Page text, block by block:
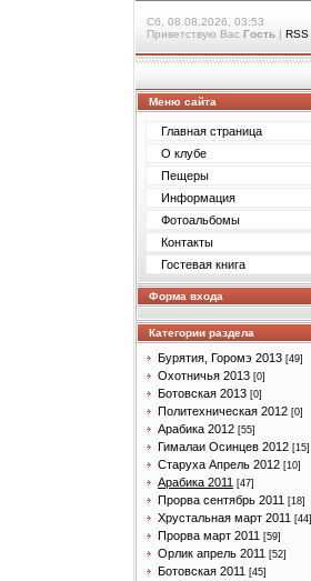
Сб, 08.08.2026, 03:53
Приветствую Вас Гость | RSS
Меню сайта
Главная страница
О клубе
Пещеры
Информация
Фотоальбомы
Контакты
Гостевая книга
Форма входа
Категории раздела
Бурятия, Горомэ 2013 [49]
Охотничья 2013 [0]
Ботовская 2013 [0]
Политехническая 2012 [0]
Арабика 2012 [55]
Гималаи Осинцев 2012 [15]
Старуха Апрель 2012 [10]
Арабика 2011 [47]
Прорва сентябрь 2011 [18]
Хрустальная март 2011 [44]
Прорва март 2011 [59]
Орлик апрель 2011 [52]
Ботовская 2011 [45]